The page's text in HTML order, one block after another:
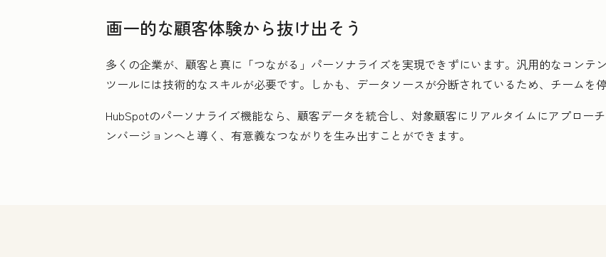
画一的な顧客体験から抜け出そう
多くの企業が、顧客と真に「つながる」パーソナライズを実現できずにいます。汎用的なコンテ
ツールには技術的なスキルが必要です。しかも、データソースが分断されているため、チームを
HubSpotのパーソナライズ機能なら、顧客データを統合し、対象顧客にリアルタイムにアプロー
ンバージョンへと導く、有意義なつながりを生み出すことができます。